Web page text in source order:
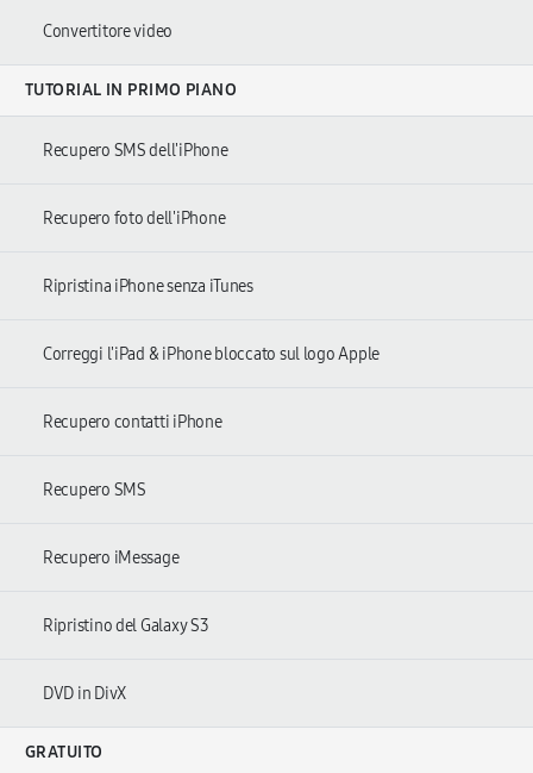
Convertitore video
TUTORIAL IN PRIMO PIANO
Recupero SMS dell'iPhone
Recupero foto dell'iPhone
Ripristina iPhone senza iTunes
Correggi l'iPad & iPhone bloccato sul logo Apple
Recupero contatti iPhone
Recupero SMS
Recupero iMessage
Ripristino del Galaxy S3
DVD in DivX
GRATUITO